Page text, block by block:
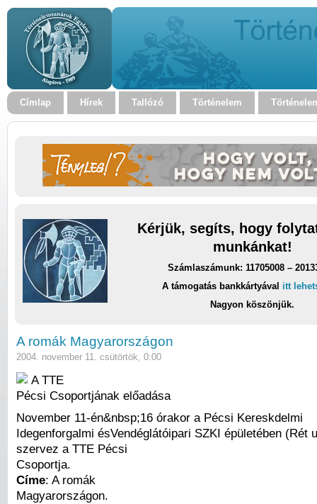
Címlap Hírek Tallózó Történelem
Kérjük, segíts, hogy
munkánkat!
Számlaszámunk: 11705008 –
A támogatás bankkártyával itt
Nagyon köszönjük.
A romák Magyarországon
2004. november 11. csütörtök, 0:00
A TTE
Pécsi Csoportjának előadása
November 11-én&nbsp;16 órakor a Pécsi Kereskdelmi
Idegenforgalmi ésVendéglátóipari SZKI épületében (Rét
szervez a TTE Pécsi
Csoportja.
Címe: A romák
Magyarországon.